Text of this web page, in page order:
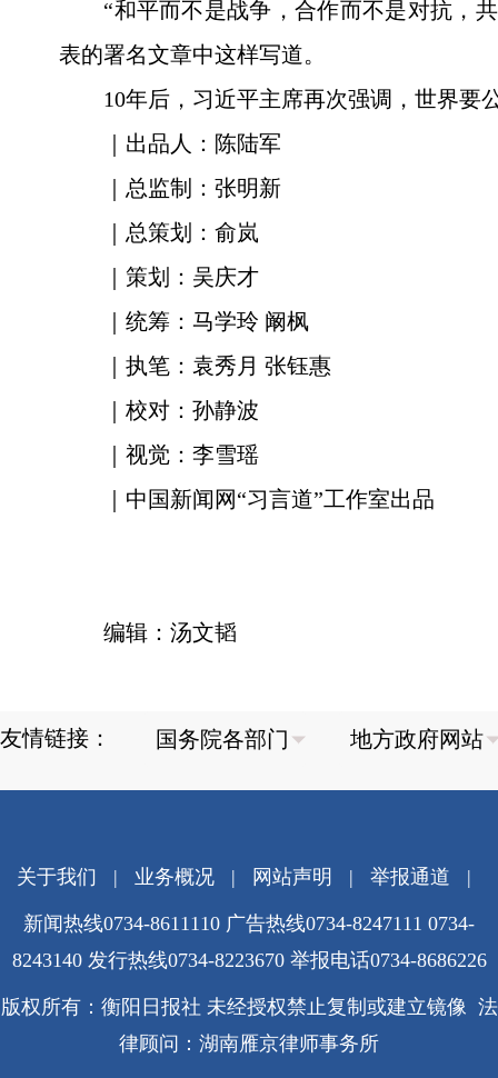
“和平而不是战争，合作而不是对抗，
表的署名文章中这样写道。
10年后，习近平主席再次强调，世界要
｜出品人：陈陆军
｜总监制：张明新
｜总策划：俞岚
｜策划：吴庆才
｜统筹：马学玲 阚枫
｜执笔：袁秀月 张钰惠
｜校对：孙静波
｜视觉：李雪瑶
｜中国新闻网“习言道”工作室出品
编辑：汤文韬
友情链接：
关于我们 | 业务概况| 网站声明 | 举报通道 |
新闻热线0734-8611110 广告热线0734-8247111 0734-
8243140 发行热线0734-8223670 举报电话0734-8686226
版权所有：衡阳日报社 未经授权禁止复制或建立镜像 法
律顾问：湖南雁京律师事务所